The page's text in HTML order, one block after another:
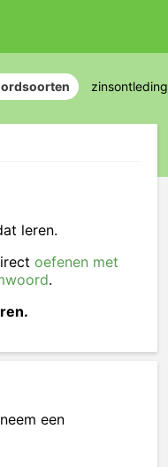
zinsontleding
leren.
oefenen met
.
een